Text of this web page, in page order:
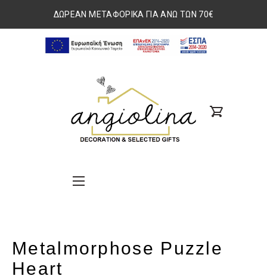
ΕΣΠΑ
2020
www.angiolina.gr
Nav
Metalmorphose Puzzle
Heart
ΔΩΡΕΑΝ ΜΕΤΑΦΟΡΙΚΑ ΓΙΑ ΑΝΩ ΤΩΝ 70€